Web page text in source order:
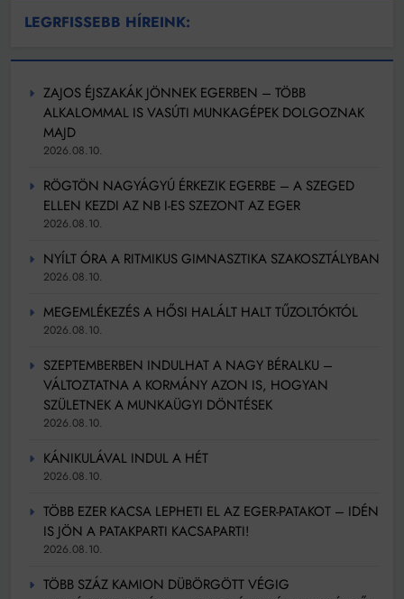
LEGRFISSEBB HÍREINK:
ZAJOS ÉJSZAKÁK JÖNNEK EGERBEN – TÖBB
ALKALOMMAL IS VASÚTI MUNKAGÉPEK DOLGOZNAK
MAJD
2026.08.10.
RÖGTÖN NAGYÁGYÚ ÉRKEZIK EGERBE – A SZEGED
ELLEN KEZDI AZ NB I-ES SZEZONT AZ EGER
2026.08.10.
NYÍLT ÓRA A RITMIKUS GIMNASZTIKA SZAKOSZTÁLYBAN
2026.08.10.
MEGEMLÉKEZÉS A HŐSI HALÁLT HALT TŰZOLTÓKTÓL
2026.08.10.
SZEPTEMBERBEN INDULHAT A NAGY BÉRALKU –
VÁLTOZTATNA A KORMÁNY AZON IS, HOGYAN
SZÜLETNEK A MUNKAÜGYI DÖNTÉSEK
2026.08.10.
KÁNIKULÁVAL INDUL A HÉT
2026.08.10.
TÖBB EZER KACSA LEPHETI EL AZ EGER-PATAKOT – IDÉN
IS JÖN A PATAKPARTI KACSAPARTI!
2026.08.10.
TÖBB SZÁZ KAMION DÜBÖRGÖTT VÉGIG